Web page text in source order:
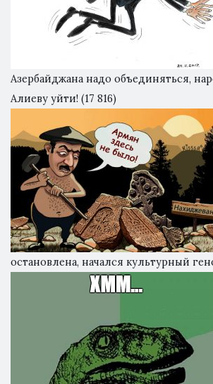
Азербайджана надо объединяться,
Алиеву уйти! (17 816)
остановлена, начался культурный